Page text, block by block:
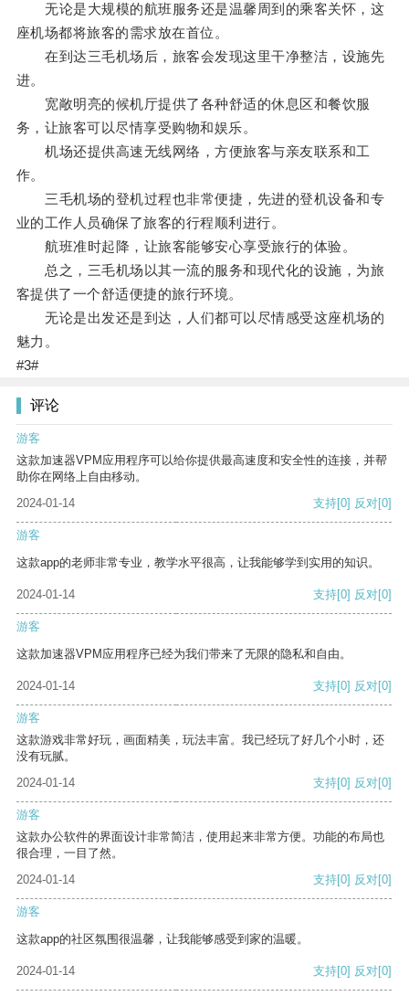
无论是大规模的航班服务还是温馨周到的乘客关怀，这
座机场都将旅客的需求放在首位。
在到达三毛机场后，旅客会发现这里干净整洁，设施先
进。
宽敞明亮的候机厅提供了各种舒适的休息区和餐饮服
务，让旅客可以尽情享受购物和娱乐。
机场还提供高速无线网络，方便旅客与亲友联系和工
作。
三毛机场的登机过程也非常便捷，先进的登机设备和专
业的工作人员确保了旅客的行程顺利进行。
航班准时起降，让旅客能够安心享受旅行的体验。
总之，三毛机场以其一流的服务和现代化的设施，为旅
客提供了一个舒适便捷的旅行环境。
无论是出发还是到达，人们都可以尽情感受这座机场的
魅力。
#3#
评论
游客
这款加速器VPM应用程序可以给你提供最高速度和安全性的连接，并帮
助你在网络上自由移动。
2024-01-14
支持[0] 反对[0]
游客
这款app的老师非常专业，教学水平很高，让我能够学到实用的知识。
2024-01-14 支持[0] 反对[0]
游客
这款加速器VPM应用程序已经为我们带来了无限的隐私和自由。
2024-01-14 支持[0] 反对[0]
游客
这款游戏非常好玩，画面精美，玩法丰富。我已经玩了好几个小时，还
没有玩腻。
2024-01-14
支持[0] 反对[0]
游客
这款办公软件的界面设计非常简洁，使用起来非常方便。功能的布局也
很合理，一目了然。
2024-01-14
支持[0] 反对[0]
游客
这款app的社区氛围很温馨，让我能够感受到家的温暖。
2024-01-14 支持[0] 反对[0]